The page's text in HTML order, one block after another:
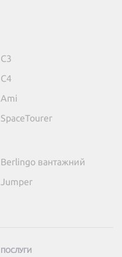
C3
C4
Ami
SpaceTourer
Berlingo вантажний
Jumper
ПОСЛУГИ